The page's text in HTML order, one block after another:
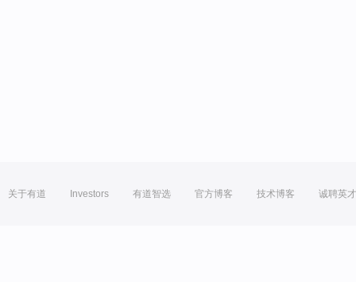
关于有道 Investors 有道智选 官方博客 技术博客 诚聘英才